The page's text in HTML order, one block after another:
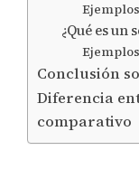
¿Qué es un
Conclusión
Diferencia
comparativo